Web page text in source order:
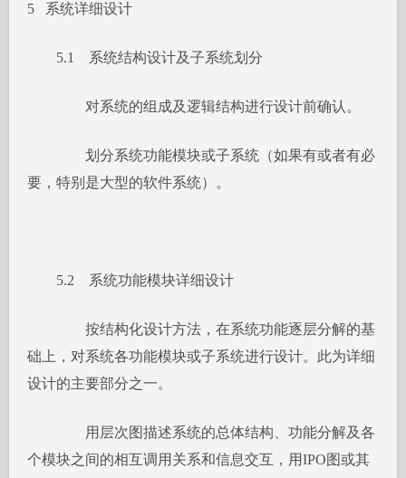
5 系统详细设计
5.1 系统结构设计及子系统划分
对系统的组成及逻辑结构进行设计前确认。
划分系统功能模块或子系统（如果有或者有必
要，特别是大型的软件系统）。
5.2 系统功能模块详细设计
按结构化设计方法，在系统功能逐层分解的基
础上，对系统各功能模块或子系统进行设计。此为详细
设计的主要部分之一。
用层次图描述系统的总体结构、功能分解及各
个模块之间的相互调用关系和信息交互，用IPO图或其